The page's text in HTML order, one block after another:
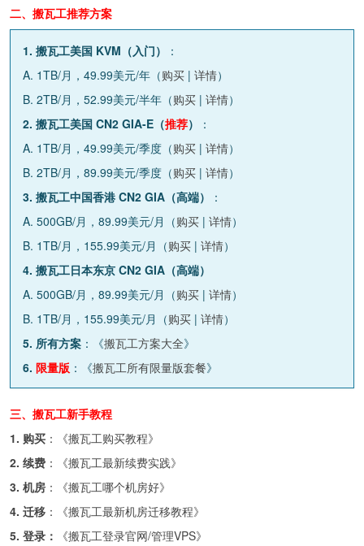
二、搬瓦工推荐方案
1. 搬瓦工美国 KVM（入门）
：
A. 1TB/月，49.99美元/年（购买 | 详情）
B. 2TB/月，52.99美元/半年（购买 | 详情）
2. 搬瓦工美国 CN2 GIA-E（推荐）
：
A. 1TB/月，49.99美元/季度（购买 | 详情）
B. 2TB/月，89.99美元/季度（购买 | 详情）
3. 搬瓦工中国香港 CN2 GIA（高端）
：
A. 500GB/月，89.99美元/月（购买 | 详情）
B. 1TB/月，155.99美元/月（购买 | 详情）
4. 搬瓦工日本东京 CN2 GIA（高端）
A. 500GB/月，89.99美元/月（购买 | 详情）
B. 1TB/月，155.99美元/月（购买 | 详情）
5. 所有方案 ：《搬瓦工方案大全》
6. 限量版 ：《搬瓦工所有限量版套餐》
三、搬瓦工新手教程
1. 购买 ：《搬瓦工购买教程》
2. 续费 ：《搬瓦工最新续费实践》
3. 机房 ：《搬瓦工哪个机房好》
4. 迁移 ：《搬瓦工最新机房迁移教程》
5. 登录：
《搬瓦工登录官网/管理VPS》